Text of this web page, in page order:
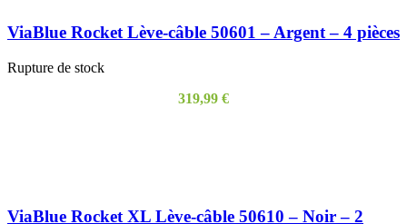
ViaBlue Rocket Lève-câble 50601 – Argent – 4 pièces
Rupture de stock
319,99 €
ViaBlue Rocket XL Lève-câble 50610 – Noir – 2